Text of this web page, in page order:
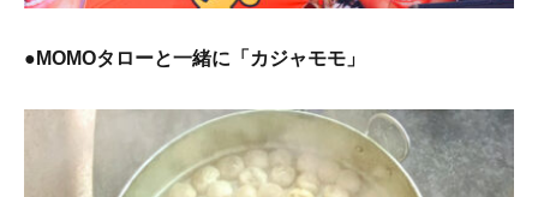
●MOMOタローと一緒に「カジャモモ」